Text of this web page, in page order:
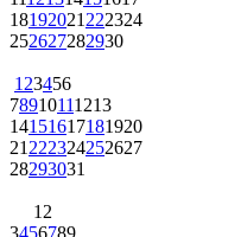
18192021 222324
252627282930
1 23456
78910111213
14151617181920
21 222324252627
28293031
1 2
3456789